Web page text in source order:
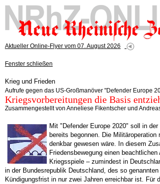
Aktueller Online-Flyer vom 07. August 2026
Fenster schließen
Krieg und Frieden
Aufrufe gegen das US-Großmanöver "Defender Europe
Kriegsvorbereitungen die Basis
Zusammengestellt von Anneliese Fikentscher und
Mit "Defender Europe 2020" soll in
bereits begonnen. Die
denkbar gewesen wäre. In diesem
Friedensbewegung einen
Kriegsspiele – zumindest in
in der Bundesrepublik Deutschland, des so
Kündigungsfrist in nur zwei Jahren erreichbar ist.